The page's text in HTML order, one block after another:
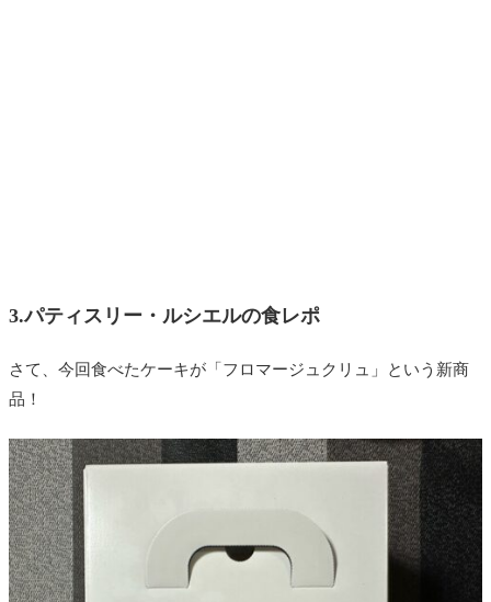
3.パティスリー・ルシエルの食レポ
さて、今回食べたケーキが「 フロマージュクリュ 」という新商
品！